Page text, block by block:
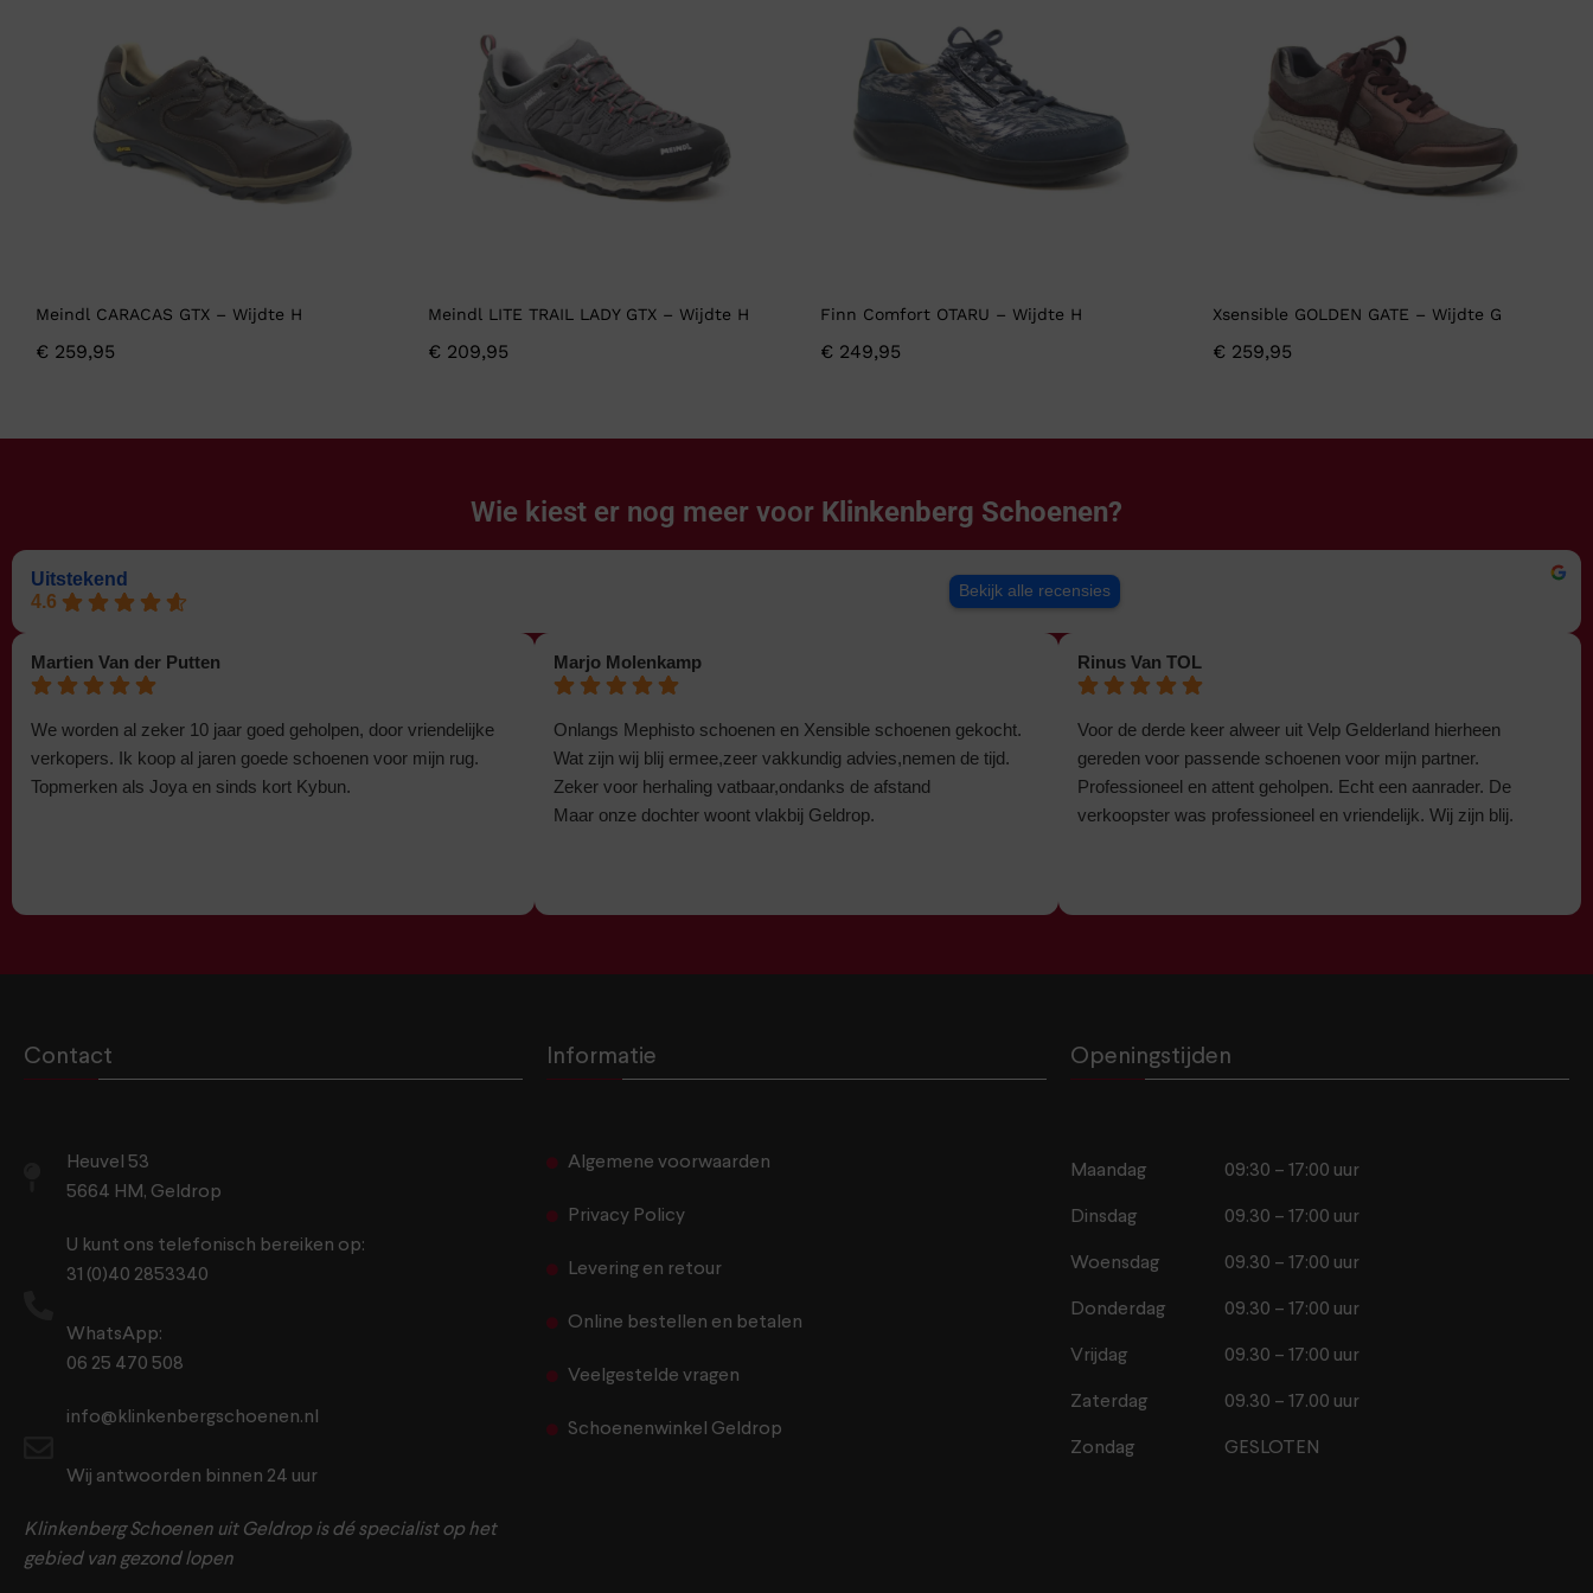
Meindl CARACAS GTX – Wijdte H
€ 259,95
Meindl LITE TRAIL LADY GTX – Wijdte H
€ 209,95
Finn Comfort OTARU – Wijdte H
€ 249,95
Xsensible GOLDEN GATE – Wijdte G
€ 259,95
Wie kiest er nog meer voor Klinkenberg Schoenen?
Uitstekend
4.6
Bekijk alle recensies
Martien Van der Putten
We worden al zeker 10 jaar goed geholpen, door vriendelijke
verkopers. Ik koop al jaren goede schoenen voor mijn rug.
Topmerken als Joya en sinds kort Kybun.
Marjo Molenkamp
Onlangs Mephisto schoenen en Xensible schoenen gekocht.
Wat zijn wij blij ermee,zeer vakkundig advies,nemen de tijd.
Zeker voor herhaling vatbaar,ondanks de afstand
Maar onze dochter woont vlakbij Geldrop.
Rinus Van TOL
Voor de derde keer alweer uit Velp Gelderland hierheen
gereden voor passende schoenen voor mijn partner.
Professioneel en attent geholpen. Echt een aanrader. De
verkoopster was professioneel en vriendelijk. Wij zijn blij.
Contact
Heuvel 53
5664 HM, Geldrop
U kunt ons telefonisch bereiken op:
31 (0)40 2853340
WhatsApp:
06 25 470 508
info@klinkenbergschoenen.nl
Wij antwoorden binnen 24 uur
Klinkenberg Schoenen uit Geldrop is dé specialist op het
gebied van gezond lopen
Informatie
Algemene voorwaarden
Privacy Policy
Levering en retour
Online bestellen en betalen
Veelgestelde vragen
Schoenenwinkel Geldrop
Openingstijden
Maandag 09:30 – 17:00 uur
Dinsdag 09.30 – 17:00 uur
Woensdag 09.30 – 17:00 uur
Donderdag 09.30 – 17:00 uur
Vrijdag 09.30 – 17:00 uur
Zaterdag 09.30 – 17.00 uur
Zondag GESLOTEN